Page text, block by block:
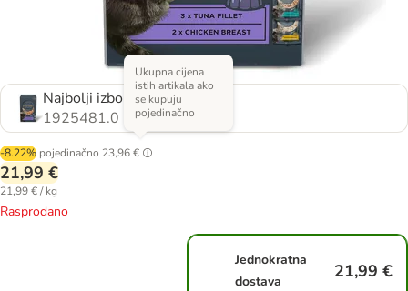
Najbolji izbor (2 vrste)
1925481.0
-8.22% pojedinačno 23,96 €
Ukupna cijena
istih artikala ako
se kupuju
pojedinačno
21,99 €
21,99 € / kg
Rasprodano
Jednokratna
dostava
21,99 €